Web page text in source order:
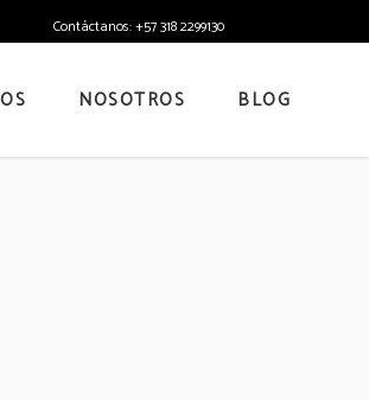
Contáctanos: +57 318 2299130
NOSOTROS BLOG